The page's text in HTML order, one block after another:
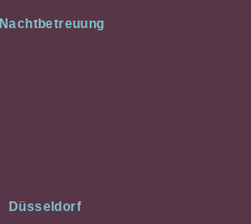
Nachtbetreuung
Düsseldorf